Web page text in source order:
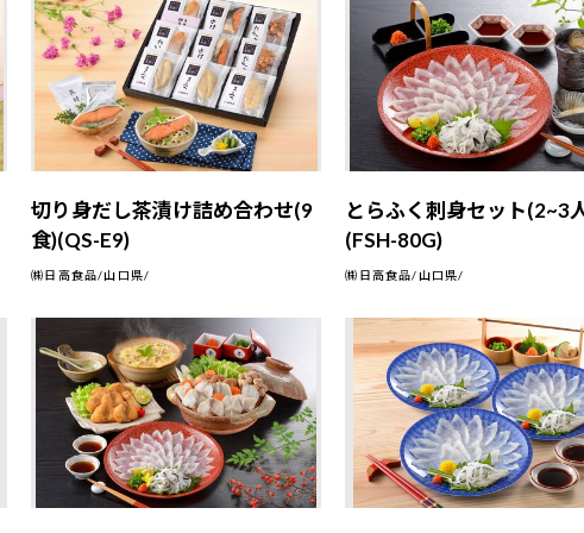
切り身だし茶漬け詰め合わせ(9
食)(QS-E9)
㈱日高食品/山口県/
とらふく刺身セット(2~3
(FSH-80G)
㈱日高食品/山口県/